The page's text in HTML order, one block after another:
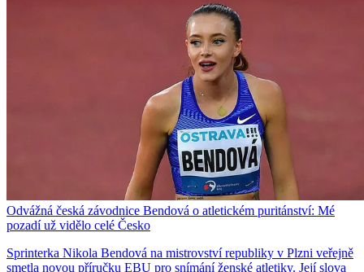
Odvážná česká závodnice Bendová o atletickém puritánství: Mé
pozadí už vidělo celé Česko
Sprinterka Nikola Bendová na mistrovství republiky v Plzni veřejně
smetla novou příručku EBU pro snímání ženské atletiky. Její slova